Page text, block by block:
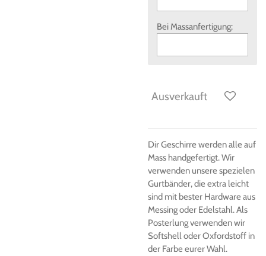
Bei Massanfertigung:
Ausverkauft
Dir Geschirre werden alle auf
Mass handgefertigt. Wir
verwenden unsere spezielen
Gurtbänder, die extra leicht
sind mit bester Hardware aus
Messing oder Edelstahl. Als
Posterlung verwenden wir
Softshell oder Oxfordstoff in
der Farbe eurer Wahl.